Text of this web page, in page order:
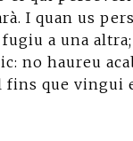
I quan us
a una
no haureu
fins que vingui